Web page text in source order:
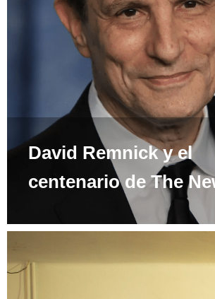
David Remnick y el
centenario de The